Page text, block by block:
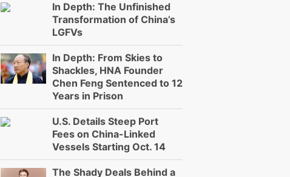
In Depth: The Unfinished
Transformation of China’s
LGFVs
In Depth: From Skies to
Shackles, HNA Founder
Chen Feng Sentenced to 12
Years in Prison
U.S. Details Steep Port
Fees on China-Linked
Vessels Starting Oct. 14
The Shady Deals Behind a